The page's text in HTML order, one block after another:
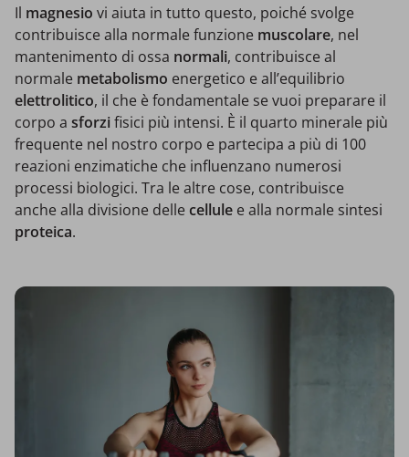
Il magnesio vi aiuta in tutto questo, poiché svolge
contribuisce alla normale funzione muscolare, nel
mantenimento di ossa normali, contribuisce al
normale metabolismo energetico e all’equilibrio
elettrolitico, il che è fondamentale se vuoi preparare il
corpo a sforzifisici più intensi. È il quarto minerale più
frequente nel nostro corpo e partecipa a più di 100
reazioni enzimatiche che influenzano numerosi
processi biologici. Tra le altre cose, contribuisce
anche alla divisione delle cellule e alla normale sintesi
proteica.